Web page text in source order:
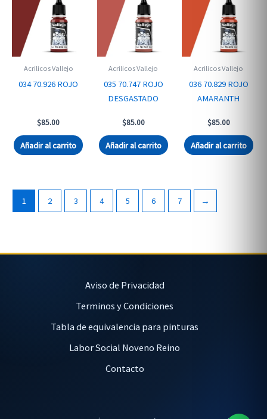
Acrilicos Vallejo
034 70.926 ROJO
$85.00
Añadir al carrito
Acrilicos Vallejo
035 70.747 ROJO
DESGASTADO
$85.00
Añadir al carrito
Acrilicos Vallejo
036 70.829 ROJO
AMARANTH
$85.00
Añadir al carrito
1 2 3 4 5 6 7 →
Aviso de Privacidad
Terminos y Condiciones
Tabla de equivalencia para pinturas
Labor Social Noveno Reino
Contacto